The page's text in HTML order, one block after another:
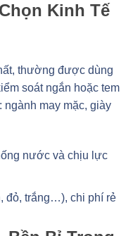
Kinh Tế
thường được dùng
soát ngắn hoặc tem
ngành may mặc, giày
nước và chịu lực
đỏ, trắng…), chi phí rẻ